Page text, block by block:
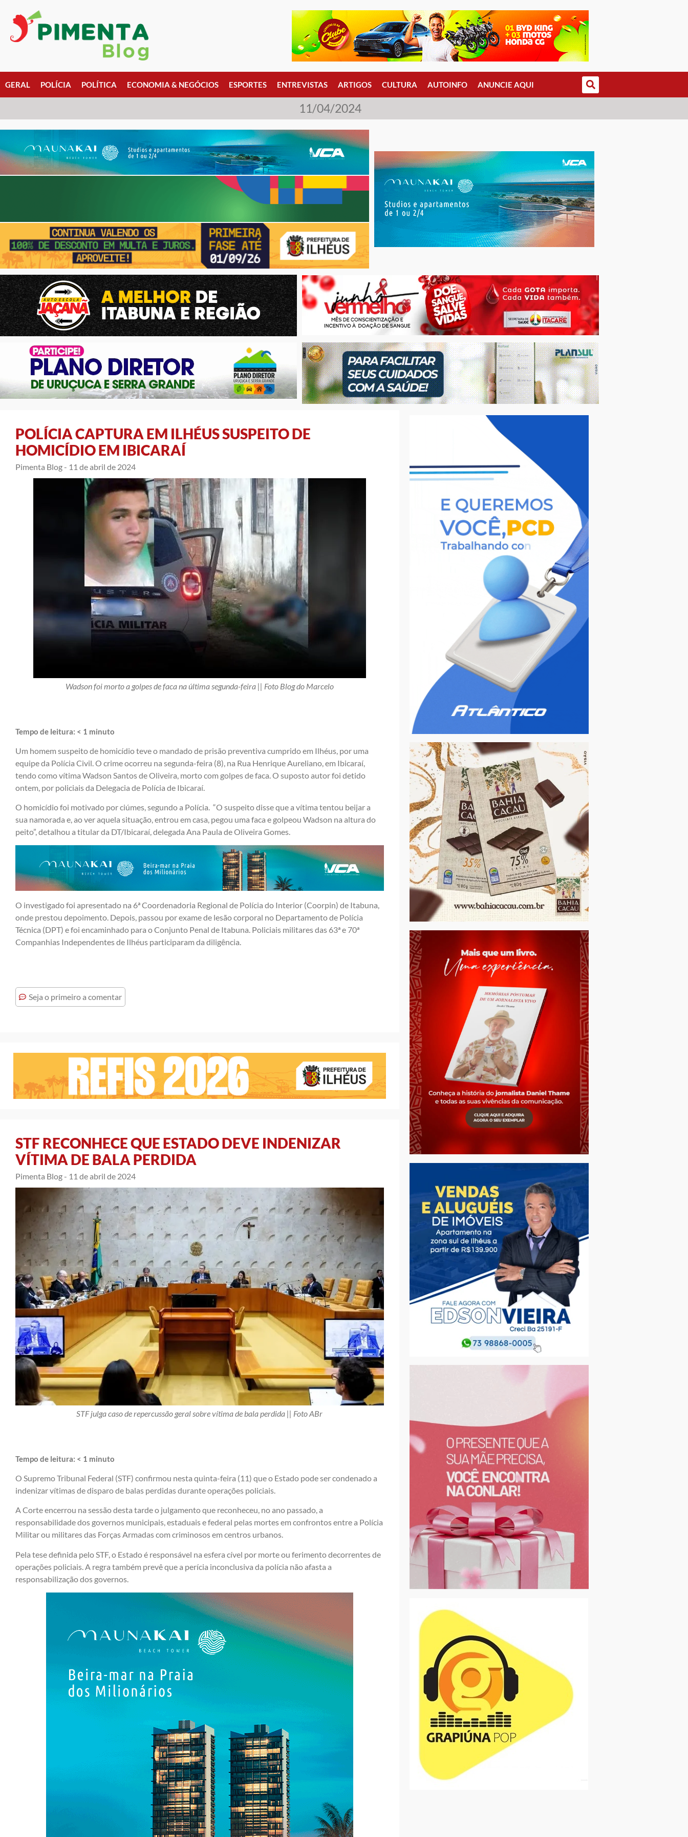
GERAL POLÍCIA POLÍTICA ECONOMIA & NEGÓCIOS ESPORTES ENTREVISTAS ARTIGOS CULTURA AUTOINFO ANUNCIE AQUI
11/04/2024
POLÍCIA CAPTURA EM ILHÉUS SUSPEITO DE
HOMICÍDIO EM IBICARAÍ
Pimenta Blog - 11 de abril de 2024
Wadson foi morto a golpes de faca na última segunda-feira || Foto Blog do Marcelo
Tempo de leitura: < 1 minuto
Um homem suspeito de homicídio teve o mandado de prisão preventiva cumprido em Ilhéus, por uma
equipe da Polícia Civil. O crime ocorreu na segunda-feira (8), na Rua Henrique Aureliano, em Ibicaraí,
tendo como vítima Wadson Santos de Oliveira, morto com golpes de faca. O suposto autor foi detido
ontem, por policiais da Delegacia de Polícia de Ibicaraí.
O homicídio foi motivado por ciúmes, segundo a Polícia. “O suspeito disse que a vítima tentou beijar a
sua namorada e, ao ver aquela situação, entrou em casa, pegou uma faca e golpeou Wadson na altura do
peito”, detalhou a titular da DT/Ibicaraí, delegada Ana Paula de Oliveira Gomes.
O investigado foi apresentado na 6ª Coordenadoria Regional de Polícia do Interior (Coorpin) de Itabuna,
onde prestou depoimento. Depois, passou por exame de lesão corporal no Departamento de Polícia
Técnica (DPT) e foi encaminhado para o Conjunto Penal de Itabuna. Policiais militares das 63ª e 70ª
Companhias Independentes de Ilhéus participaram da diligência.
Seja o primeiro a comentar
STF RECONHECE QUE ESTADO DEVE INDENIZAR
VÍTIMA DE BALA PERDIDA
Pimenta Blog - 11 de abril de 2024
STF julga caso de repercussão geral sobre vítima de bala perdida || Foto ABr
Tempo de leitura: < 1 minuto
O Supremo Tribunal Federal (STF) confirmou nesta quinta-feira (11) que o Estado pode ser condenado a
indenizar vítimas de disparo de balas perdidas durante operações policiais.
A Corte encerrou na sessão desta tarde o julgamento que reconheceu, no ano passado, a
responsabilidade dos governos municipais, estaduais e federal pelas mortes em confrontos entre a Polícia
Militar ou militares das Forças Armadas com criminosos em centros urbanos.
Pela tese definida pelo STF, o Estado é responsável na esfera cível por morte ou ferimento decorrentes de
operações policiais. A regra também prevê que a perícia inconclusiva da polícia não afasta a
responsabilização dos governos.